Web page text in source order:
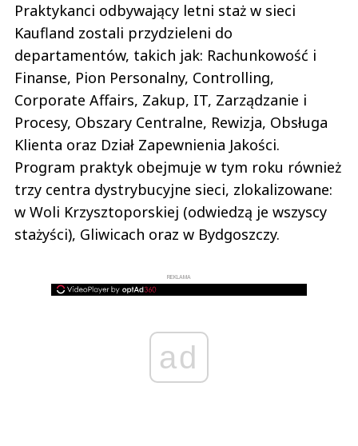
Praktykanci odbywający letni staż w sieci
Kaufland zostali przydzieleni do
departamentów, takich jak: Rachunkowość i
Finanse, Pion Personalny, Controlling,
Corporate Affairs, Zakup, IT, Zarządzanie i
Procesy, Obszary Centralne, Rewizja, Obsługa
Klienta oraz Dział Zapewnienia Jakości.
Program praktyk obejmuje w tym roku również
trzy centra dystrybucyjne sieci, zlokalizowane:
w Woli Krzysztoporskiej (odwiedzą je wszyscy
stażyści), Gliwicach oraz w Bydgoszczy.
REKLAMA
ad